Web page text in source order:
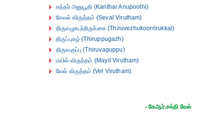
கந்தர் அனுபூதி (Kanthar Anupoothi)
சேவல் விருத்தம் (Seval Virutham)
திருஎழுகூற்றிருக்கை (Thiruvezhukoorrirukkai)
திருப்புகழ் (Thiruppugazh)
திருவகுப்பு (Thiruvaguppu)
மயில் விருத்தம் (Mayil Virutham)
வேல் விருத்தம் (Vel Virutham)
- கேஆர்.சக்தி வேல்